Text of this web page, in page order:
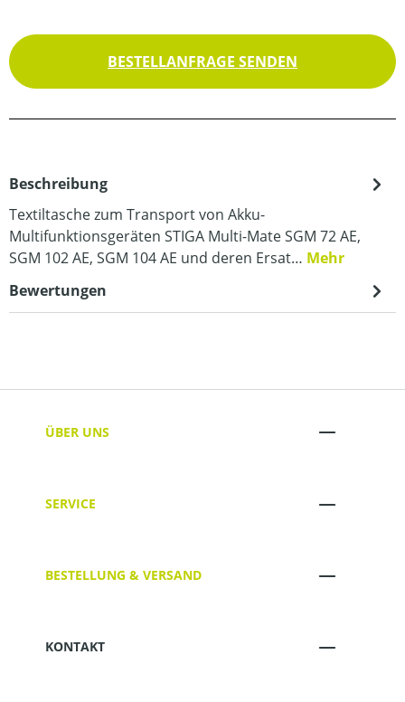
BESTELLANFRAGE SENDEN
Beschreibung
Textiltasche zum Transport von Akku-
Multifunktionsgeräten STIGA Multi-Mate SGM 72 AE,
SGM 102 AE, SGM 104 AE und deren Ersat… Mehr
Bewertungen
ÜBER UNS
SERVICE
BESTELLUNG & VERSAND
KONTAKT